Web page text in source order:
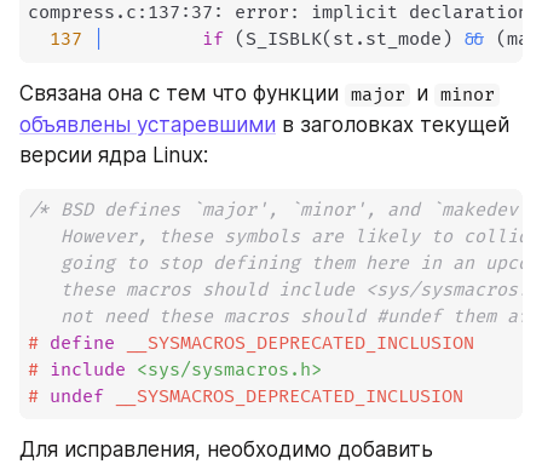
compress.c:137:37: error: implicit
137
if ( S_ISBLK( st.st_mode ) && (
Связана она с тем что функции major и minor
объявлены устаревшими в заголовках текущей
версии ядра Linux:
/* BSD defines `major', `minor', and
However, these symbols are likely to
going to stop defining them here in an
these macros should include <sys/
not need these macros should #undef them
# define
__SYSMACROS_DEPRECATED_INCLUSION
# include <sys/sysmacros.h>
# undef __SYSMACROS_DEPRECATED_INCLUSION
Для исправления, необходимо добавить